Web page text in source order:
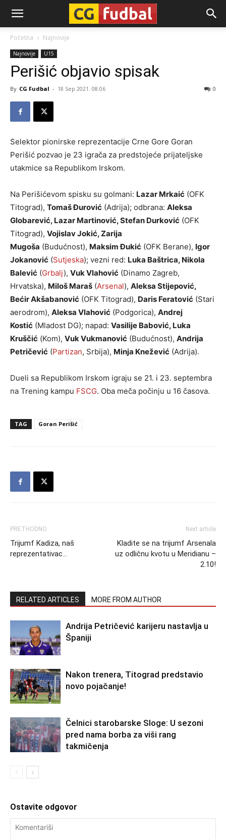
CG-
Fudbal
Početna Najnovije
Najnovije U15
Perišić objavio spisak
By CG Fudbal - 18 Sep 2021. 08:06 0
Selektor pionirske reprezentacije Crne Gore Goran
Perišić pozvao je 23 igrača za predstojeće prijateljske
utakmice sa Republikom Irskom.
Na Perišićevom spisku su golmani: Lazar Mrkaić (OFK
Titograd), Tomaš Đurović (Adrija); odbrana: Aleksa
Globarević, Lazar Martinović, Stefan Durković (OFK
Titograd), Vojislav Jokić, Zarija
Mugoša (Budućnost), Maksim Đukić (OFK Berane), Igor
Jokanović (Sutjeska); vezni red: Luka Baštrica, Nikola
Balević (Grbalj), Vuk Vlahović (Dinamo Zagreb,
Hrvatska), Miloš Maraš (Arsenal), Aleksa Stijepović,
Bećir Akšabanović (OFK Titograd), Daris Feratović (Stari
aerodrom), Aleksa Vlahović (Podgorica), Andrej
Kostić (Mladost DG); napad: Vasilije Babović, Luka
Kruščić (Kom), Vuk Vukmanović (Budućnost), Andrija
Petričević (Partizan, Srbija), Minja Knežević (Adrija).
Dueli sa Republikom Irskom igraju se 21. i 23. septembra
na Trening kampu FSCG. Oba meča počinju u 16 časova.
TAG Goran Perišić
PRETHODNO
Trijumf Kadiza, naš
reprezentativac…
Next article
Kladite se na trijumf Arsenala
uz odličnu kvotu u Meridianu –
2.10!
RELATED ARTICLES MORE FROM AUTHOR
Andrija Petričević karijeru nastavlja u
Španiji
Nakon trenera, Titograd predstavio
novo pojačanje!
Čelnici starobarske Sloge: U sezoni
pred nama borba za viši rang
takmičenja
Ostavite odgovor